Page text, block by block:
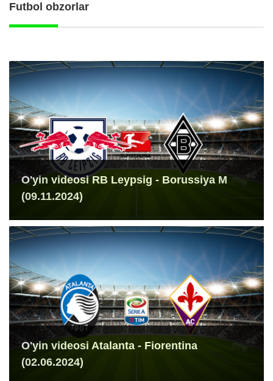
Futbol obzorlar
O'yin videosi RB Leypsig - Borussiya M
(09.11.2024)
O'yin videosi Atalanta - Fiorentina
(02.06.2024)